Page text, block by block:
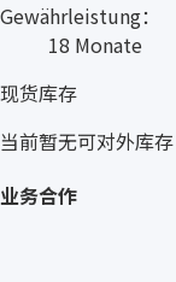
Gewährleistung：
18 Monate
现货库存
当前暂无可对外库存
业务合作